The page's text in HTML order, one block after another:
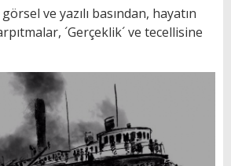
ve yazılı basından, hayatın
´Gerçeklik´ ve tecellisine